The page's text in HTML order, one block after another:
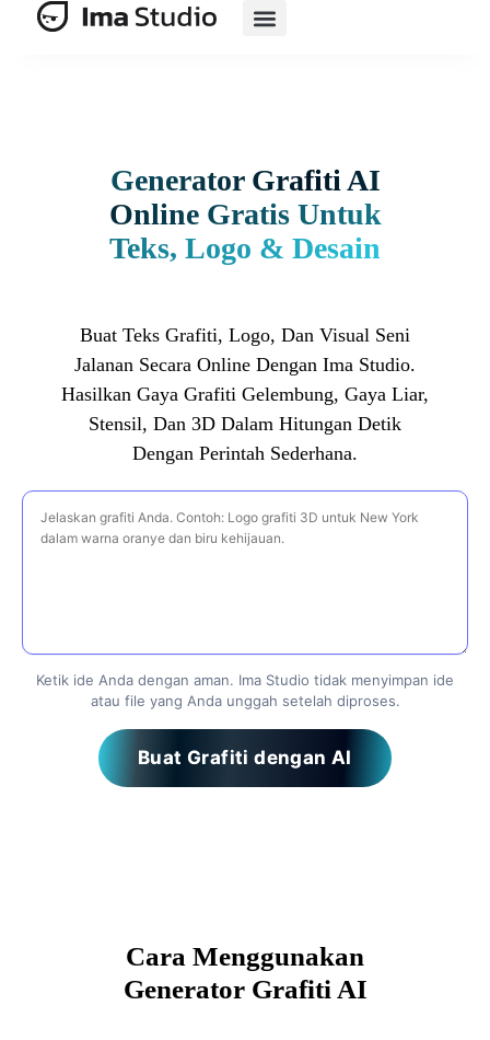
Generator Grafiti AI
Online Gratis Untuk
Teks, Logo & Desain
Buat Teks Grafiti, Logo, Dan Visual Seni
Jalanan Secara Online Dengan Ima Studio.
Hasilkan Gaya Grafiti Gelembung, Gaya Liar,
Stensil, Dan 3D Dalam Hitungan Detik
Dengan Perintah Sederhana.
Ketik ide Anda dengan aman. Ima Studio tidak menyimpan ide
atau file yang Anda unggah setelah diproses.
Buat Grafiti dengan AI
Cara Menggunakan
Generator Grafiti AI